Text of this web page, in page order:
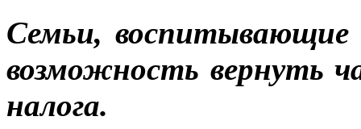
Семьи, воспитывающие
возможность вернуть
налога.